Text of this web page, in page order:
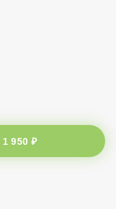
1 950 ₽